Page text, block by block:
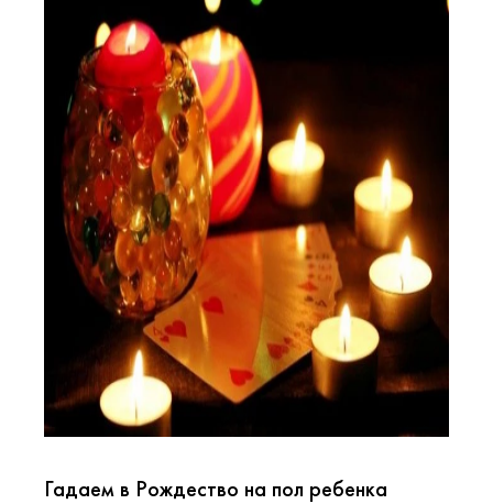
Гадаем в Рождество на пол ребенка